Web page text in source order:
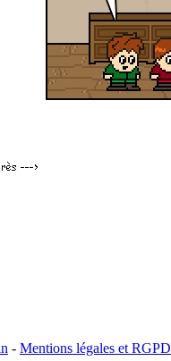
- Mentions légales et RGPD